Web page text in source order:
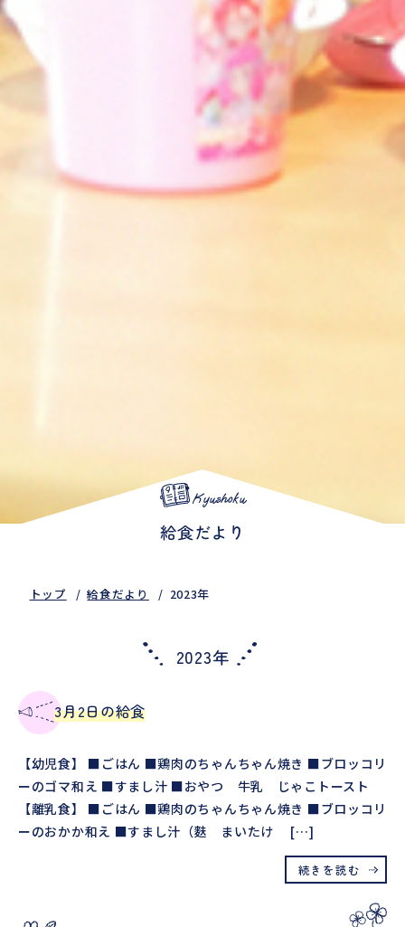
Kyushoku
給食だより
トップ 給食だより 2023年
2023年
3月2日の給食
【幼児食】 ■ごはん ■鶏肉のちゃんちゃん焼き ■ブロッコリ
ーのゴマ和え ■すまし汁 ■おやつ 牛乳 じゃこトースト
【離乳食】 ■ごはん ■鶏肉のちゃんちゃん焼き ■ブロッコリ
ーのおかか和え ■すまし汁（麩 まいたけ […]
続きを読む